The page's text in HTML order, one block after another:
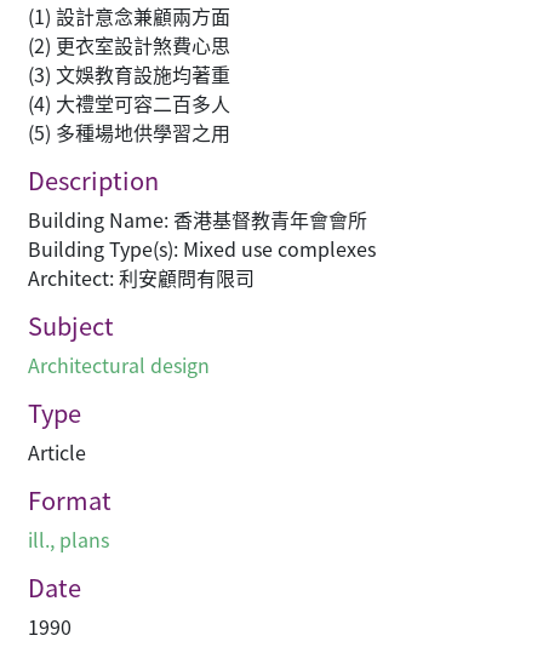
(1) 設計意念兼顧兩方面
(2) 更衣室設計煞費心思
(3) 文娛教育設施均著重
(4) 大禮堂可容二百多人
(5) 多種場地供學習之用
Description
Building Name: 香港基督教青年會會所
Building Type(s): Mixed use complexes
Architect: 利安顧問有限司
Subject
Architectural design
Type
Article
Format
ill., plans
Date
1990